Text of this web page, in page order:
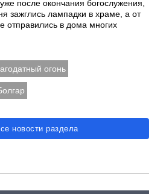
после окончания богослужения,
зажглись лампадки в храме, а от
отправились в дома многих
огонь
новости раздела